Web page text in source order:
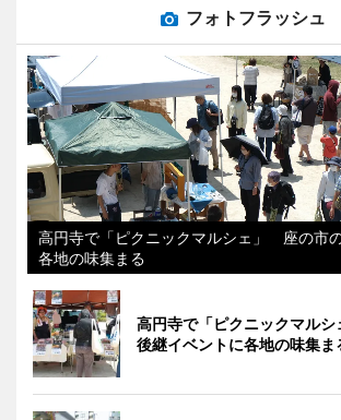
フォトフラッシュ
高円寺で「ピクニックマルシェ」 座の市
各地の味集まる
高円寺で「ピクニックマル
後継イベントに各地の味集ま